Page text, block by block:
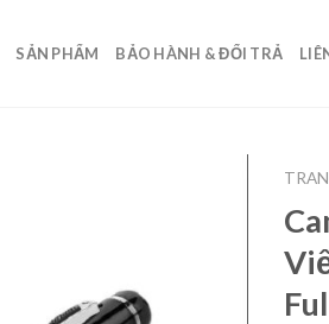
SẢN PHẨM BẢO HÀNH & ĐỔI TRẢ